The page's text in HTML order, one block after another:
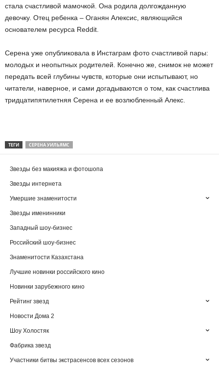
стала счастливой мамочкой. Она родила долгожданную
девочку. Отец ребенка – Оганян Алексис, являющийся
основателем ресурса Reddit.
Серена уже опубликовала в Инстаграм фото счастливой пары:
молодых и неопытных родителей. Конечно же, снимок не может
передать всей глубины чувств, которые они испытывают, но
читатели, наверное, и сами догадываются о том, как счастлива
тридцатипятилетняя Серена и ее возлюбленный Алекс.
ТЕГИ СЕРЕНА УИЛЬЯМС
Звезды без макияжа и фотошопа
Звезды интернета
Умершие знаменитости
Звезды именинники
Западный шоу-бизнес
Российский шоу-бизнес
Знаменитости Казахстана
Лучшие новинки российского кино
Новинки зарубежного кино
Рейтинг звезд
Новости Дома 2
Шоу Холостяк
Фабрика звезд
Участники битвы экстрасенсов всех сезонов